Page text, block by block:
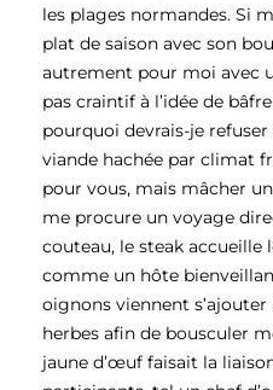
les plages normandes. Si
plat de saison avec son
autrement pour moi avec
pas craintif à l’idée de
pourquoi devrais-je
viande hachée par climat
pour vous, mais mâcher
me procure un voyage
couteau, le steak
comme un hôte
oignons viennent s’ajouter
herbes afin de bousculer
jaune d’œuf faisait la